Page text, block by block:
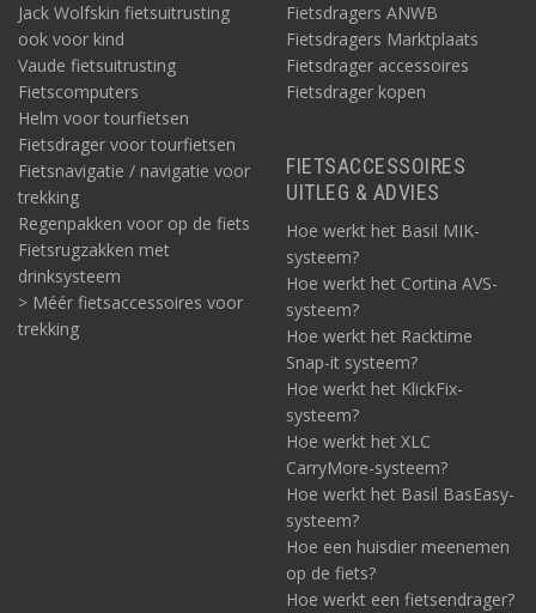
Jack Wolfskin fietsuitrusting
ook voor kind
Vaude fietsuitrusting
Fietscomputers
Helm voor tourfietsen
Fietsdrager voor tourfietsen
Fietsnavigatie / navigatie voor
trekking
Regenpakken voor op de fiets
Fietsrugzakken met
drinksysteem
> Méér fietsaccessoires voor
trekking
Fietsdragers ANWB
Fietsdragers Marktplaats
Fietsdrager accessoires
Fietsdrager kopen
FIETSACCESSOIRES
UITLEG & ADVIES
Hoe werkt het Basil MIK-
systeem?
Hoe werkt het Cortina AVS-
systeem?
Hoe werkt het Racktime
Snap-it systeem?
Hoe werkt het KlickFix-
systeem?
Hoe werkt het XLC
CarryMore-systeem?
Hoe werkt het Basil BasEasy-
systeem?
Hoe een huisdier meenemen
op de fiets?
Hoe werkt een fietsendrager?